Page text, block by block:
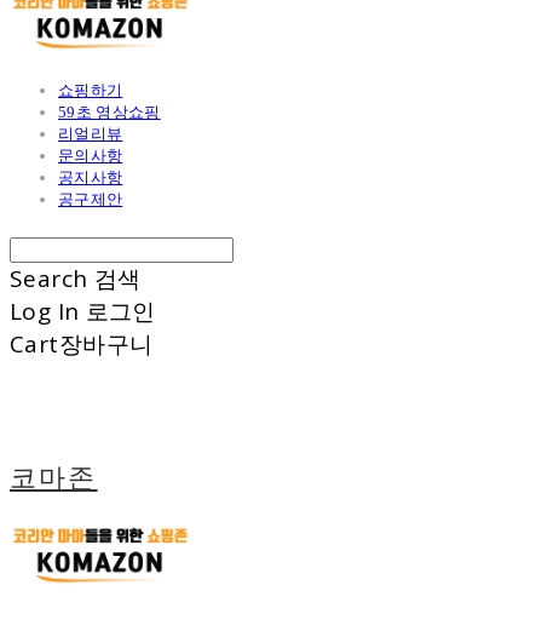
쇼핑하기
59초 영상쇼핑
리얼리뷰
문의사항
공지사항
공구제안
Search 검색
Log In 로그인
Cart장바구니
코마존